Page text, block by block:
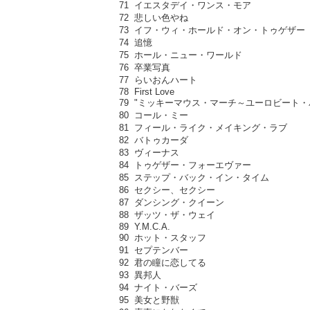
71 イエスタデイ・ワンス・モア
72 悲しい色やね
73 イフ・ウィ・ホールド・オン・トゥゲザー
74 追憶
75 ホール・ニュー・ワールド
76 卒業写真
77 らいおんハート
78 First Love
79 "ミッキーマウス・マーチ～ユーロビート
80 コール・ミー
81 フィール・ライク・メイキング・ラブ
82 バトゥカーダ
83 ヴィーナス
84 トゥゲザー・フォーエヴァー
85 ステップ・バック・イン・タイム
86 セクシー、セクシー
87 ダンシング・クイーン
88 ザッツ・ザ・ウェイ
89 Y.M.C.A.
90 ホット・スタッフ
91 セプテンバー
92 君の瞳に恋してる
93 異邦人
94 ナイト・バーズ
95 美女と野獣